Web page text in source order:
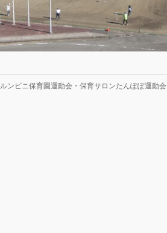
ルンビニ保育園運動会・保育サロンたんぽぽ運動会